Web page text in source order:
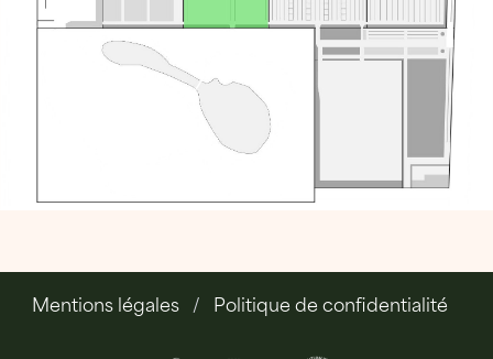
Mentions légales Politique de confidentialité